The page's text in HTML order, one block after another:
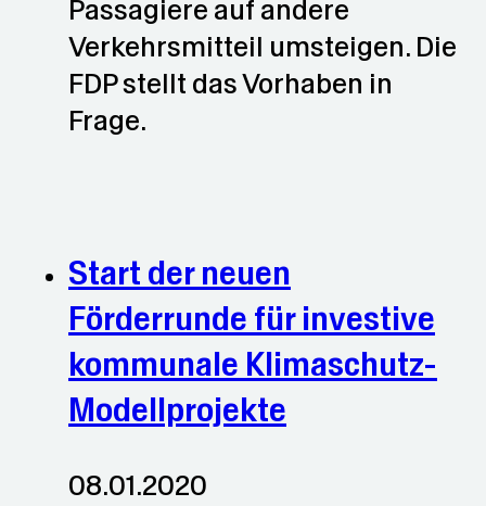
Passagiere auf andere
Verkehrsmitteil umsteigen. Die
FDP stellt das Vorhaben in
Frage.
Start der neuen
Förderrunde für investive
kommunale Klimaschutz-
Modellprojekte
08.01.2020